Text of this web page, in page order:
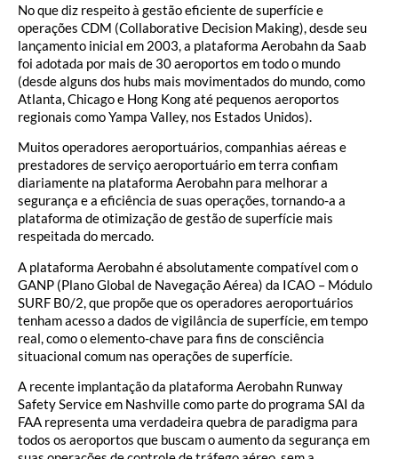
No que diz respeito à gestão eficiente de superfície e
operações CDM (Collaborative Decision Making), desde seu
lançamento inicial em 2003, a plataforma Aerobahn da Saab
foi adotada por mais de 30 aeroportos em todo o mundo
(desde alguns dos hubs mais movimentados do mundo, como
Atlanta, Chicago e Hong Kong até pequenos aeroportos
regionais como Yampa Valley, nos Estados Unidos).
Muitos operadores aeroportuários, companhias aéreas e
prestadores de serviço aeroportuário em terra confiam
diariamente na plataforma Aerobahn para melhorar a
segurança e a eficiência de suas operações, tornando-a a
plataforma de otimização de gestão de superfície mais
respeitada do mercado.
A plataforma Aerobahn é absolutamente compatível com o
GANP (Plano Global de Navegação Aérea) da ICAO – Módulo
SURF B0/2, que propõe que os operadores aeroportuários
tenham acesso a dados de vigilância de superfície, em tempo
real, como o elemento-chave para fins de consciência
situacional comum nas operações de superfície.
A recente implantação da plataforma Aerobahn Runway
Safety Service em Nashville como parte do programa SAI da
FAA representa uma verdadeira quebra de paradigma para
todos os aeroportos que buscam o aumento da segurança em